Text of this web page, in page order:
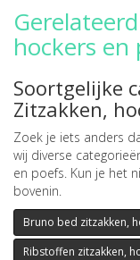
hockers en
Soortgelijke
Zitzakken,
Zoek je iets anders
wij diverse
en poefs. Kun je het
bovenin.
Bruno bed zitzakken,
Ribstoffen zitzakken,